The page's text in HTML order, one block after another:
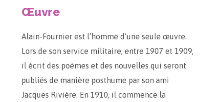
Œuvre
Alain-Fournier est l’homme d’une seule œuvre.
Lors de son service militaire, entre 1907 et 1909,
il écrit des poèmes et des nouvelles qui seront
publiés de manière posthume par son ami
Jacques Rivière. En 1910, il commence la